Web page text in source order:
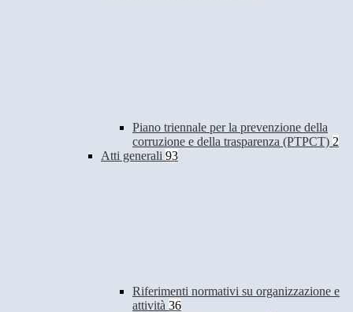
Piano triennale per la prevenzione della
corruzione e della trasparenza (PTPCT) 2
Atti generali 93
Riferimenti normativi su organizzazione e
attività 36